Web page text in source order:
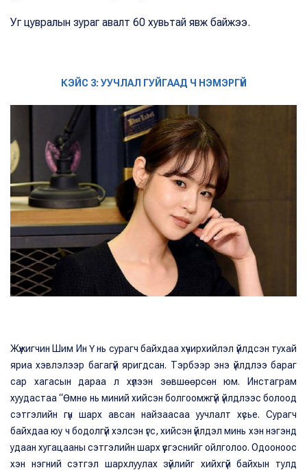
Уг цувралын зураг авалт 60 хувьтай явж байжээ.
КЭЙС 3: УУЧЛАЛ ГУЙГААД Ч НЭМЭРГҮЙ
Жүжигчин Шим Ин Ү нь сурагч байхдаа хүчирхийлэл үйлдсэн тухай
яриа хэвлэлээр багагүй яригдсан. Тэрбээр энэ үйлдлээ бараг
сар хагасын дараа л хүлээн зөвшөөрсөн юм. Инстаграм
хуудастаа “Өмнө нь миний хийсэн болгоомжгүй үйлдлээс болоод
сэтгэлийн гүн шарх авсан найзаасаа уучлалт хүсье. Сурагч
байхдаа юу ч бодолгүй хэлсэн үгс, хийсэн үйлдэл минь хэн нэгэнд
удаан хугацааны сэтгэлийн шарх үүсгэснийг ойлголоо. Одооноос
хэн нэгний сэтгэл шархлуулах зүйлийг хийхгүй байхын тулд